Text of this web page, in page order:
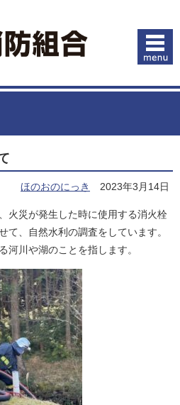
ほのおのにっき 2023年3月14日
火災が発生した時に使用する消火栓
て、自然水利の調査をしています。
河川や湖のことを指します。